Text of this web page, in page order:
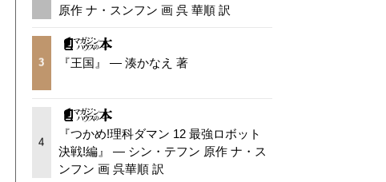
原作 ナ・スンフン 画 呉 華順 訳
3 『王国』 — 湊かなえ 著
4
『つかめ!理科ダマン 12 最強ロボット
決戦!編』 — シン・テフン 原作 ナ・ス
ンフン 画 呉華順 訳